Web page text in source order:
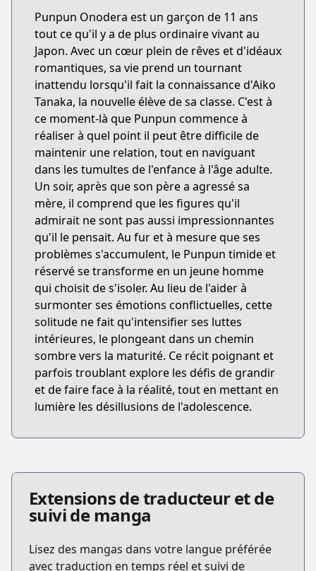
Punpun Onodera est un garçon de 11 ans
tout ce qu'il y a de plus ordinaire vivant au
Japon. Avec un cœur plein de rêves et d'idéaux
romantiques, sa vie prend un tournant
inattendu lorsqu'il fait la connaissance d'Aiko
Tanaka, la nouvelle élève de sa classe. C'est à
ce moment-là que Punpun commence à
réaliser à quel point il peut être difficile de
maintenir une relation, tout en naviguant
dans les tumultes de l'enfance à l'âge adulte.
Un soir, après que son père a agressé sa
mère, il comprend que les figures qu'il
admirait ne sont pas aussi impressionnantes
qu'il le pensait. Au fur et à mesure que ses
problèmes s'accumulent, le Punpun timide et
réservé se transforme en un jeune homme
qui choisit de s'isoler. Au lieu de l'aider à
surmonter ses émotions conflictuelles, cette
solitude ne fait qu'intensifier ses luttes
intérieures, le plongeant dans un chemin
sombre vers la maturité. Ce récit poignant et
parfois troublant explore les défis de grandir
et de faire face à la réalité, tout en mettant en
lumière les désillusions de l'adolescence.
Extensions de traducteur et de
suivi de manga
Lisez des mangas dans votre langue préférée
avec traduction en temps réel et suivi de